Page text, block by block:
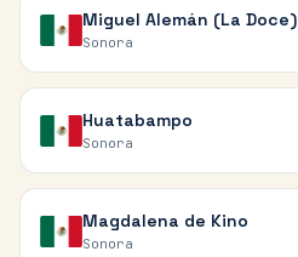
Miguel Alemán (La Doce)
Sonora
Huatabampo
Sonora
Magdalena de Kino
Sonora